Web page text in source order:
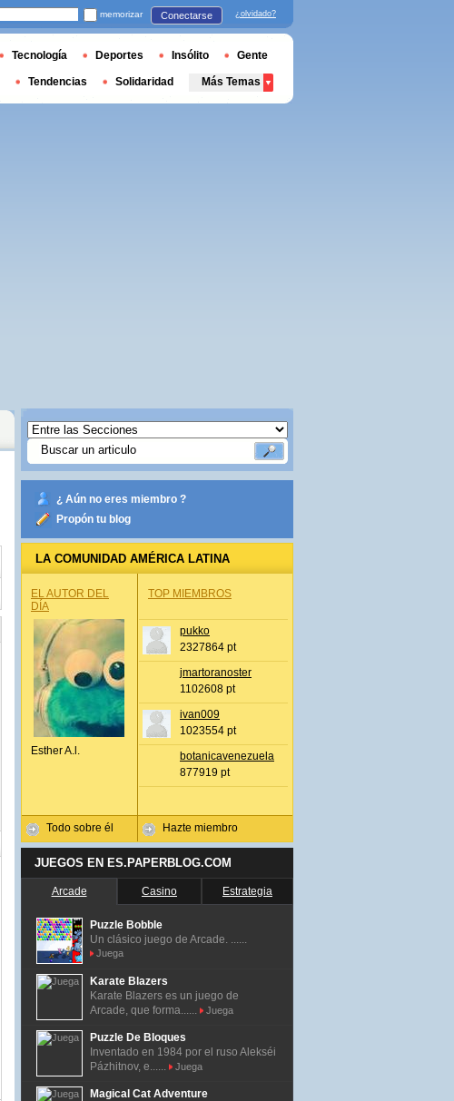
¿ Aún no eres miembro ?
Propón tu blog
LA COMUNIDAD AMÉRICA LATINA
EL AUTOR DEL
DÍA
Esther A.l.
Todo sobre él
TOP MIEMBROS
pukko
2327864 pt
jmartoranoster
1102608 pt
ivan009
1023554 pt
botanicavenezuela
877919 pt
Hazte miembro
JUEGOS EN ES.PAPERBLOG.COM
Arcade Casino Estrategia
Puzzle Bobble
Un clásico juego de Arcade. ......
Juega
Karate Blazers
Karate Blazers es un juego de
Arcade, que forma......
Juega
Puzzle De Bloques
Inventado en 1984 por el ruso Alekséi
Pázhitnov, e......
Juega
Magical Cat Adventure
memorizar Conectarse ¿olvidado?
Tecnología Deportes Insólito Gente
Tendencias Solidaridad Más Temas